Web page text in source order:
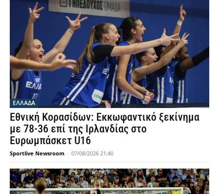
ΕΛΛΑΔΑ
Εθνική Κορασίδων: Εκκωφαντικό ξεκίνημα
με 78-36 επί της Ιρλανδίας στο
Ευρωμπάσκετ U16
Sportlive Newsroom - 07/08/2026 21:40